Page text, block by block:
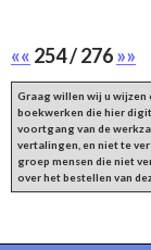
«« 254 / 276»»
Graag willen wij u wijzen
boekwerken die hier
voortgang van de
vertalingen, en niet te
groep mensen die niet
over het bestellen van